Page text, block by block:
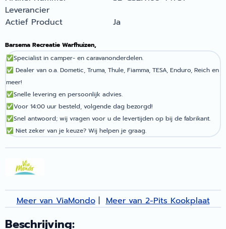
Leverancier
Actief Product
Ja
Barsema Recreatie Warfhuizen,
✅Specialist in camper- en caravanonderdelen.
✅ Dealer van o.a. Dometic, Truma, Thule, Fiamma, TESA, Enduro, Reich en
meer!
✅Snelle levering en persoonlijk advies.
✅Voor 14:00 uur besteld, volgende dag bezorgd!
✅Snel antwoord; wij vragen voor u de levertijden op bij de fabrikant.
✅ Niet zeker van je keuze? Wij helpen je graag.
Meer van ViaMondo|Meer van 2-Pits Kookplaat
Beschrijving: